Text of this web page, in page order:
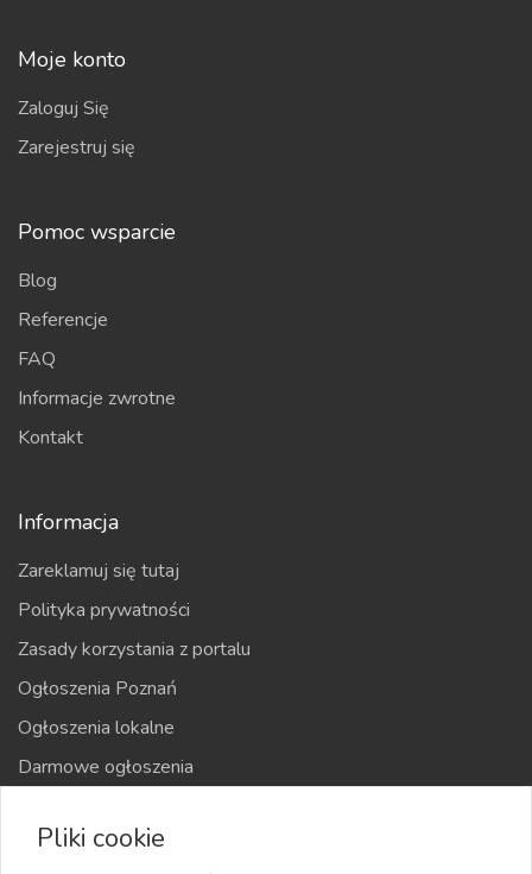
Moje konto
Zaloguj Się
Zarejestruj się
Pomoc wsparcie
Blog
Referencje
FAQ
Informacje zwrotne
Kontakt
Informacja
Zareklamuj się tutaj
Polityka prywatności
Zasady korzystania z portalu
Ogłoszenia Poznań
Ogłoszenia lokalne
Darmowe ogłoszenia
Mapa strony
Pliki cookie